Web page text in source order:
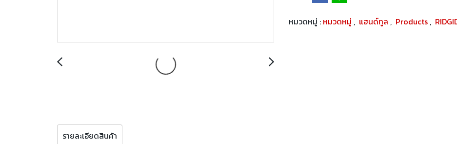
หมวดหมู่ : หมวดหมู่ , แฮนด์ทูล , Products ,
รายละเอียดสินค้า